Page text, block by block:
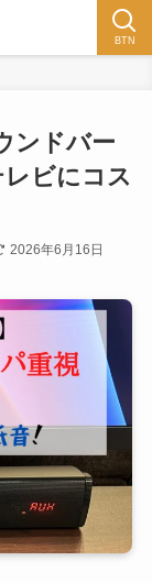
BTN
ンドバー
ビにコス
2026年6月16日